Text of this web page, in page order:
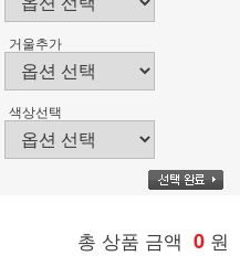
거울추가
색상선택
총 상품 금액 0 원